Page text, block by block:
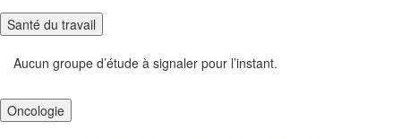
Santé du travail
Aucun groupe d’étude à signaler pour l’instant.
Oncologie